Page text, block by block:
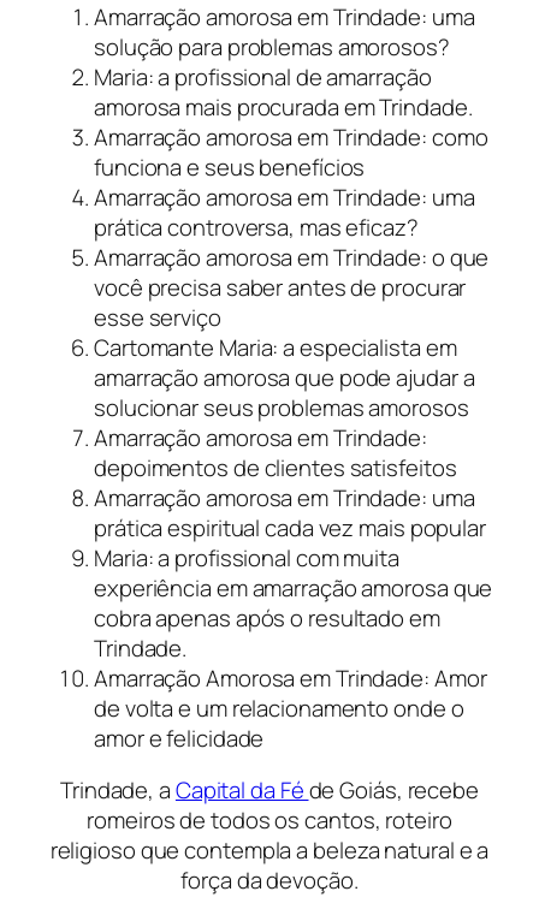
Amarração amorosa em Trindade: uma
solução para problemas amorosos?
Maria: a profissional de amarração
amorosa mais procurada em Trindade.
Amarração amorosa em Trindade: como
funciona e seus benefícios
Amarração amorosa em Trindade: uma
prática controversa, mas eficaz?
Amarração amorosa em Trindade: o que
você precisa saber antes de procurar
esse serviço
Cartomante Maria: a especialista em
amarração amorosa que pode ajudar a
solucionar seus problemas amorosos
Amarração amorosa em Trindade:
depoimentos de clientes satisfeitos
Amarração amorosa em Trindade: uma
prática espiritual cada vez mais popular
Maria: a profissional com muita
experiência em amarração amorosa que
cobra apenas após o resultado em
Trindade.
Amarração Amorosa em Trindade: Amor
de volta e um relacionamento onde o
amor e felicidade
Trindade, aCapital da Féde Goiás, recebe
romeiros de todos os cantos, roteiro
religioso que contempla a beleza natural e a
força da devoção.